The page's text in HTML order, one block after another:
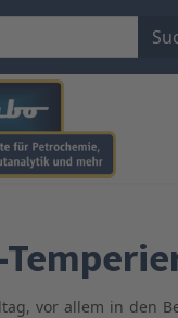
vor allem in den